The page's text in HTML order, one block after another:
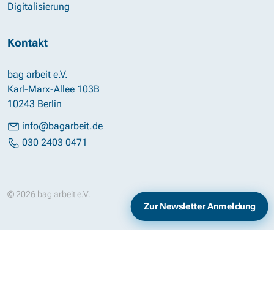
Digitalisierung
Kontakt
bag arbeit e.V.
Karl-Marx-Allee 103B
10243 Berlin
info@bagarbeit.de
030 2403 0471
© 2026 bag arbeit e.V. Datenschutz
Zur Newsletter Anmeldung